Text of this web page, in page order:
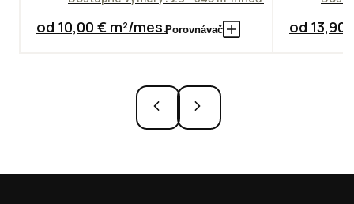
od 10,00 € m²/mes.Porovnávač od 13,90